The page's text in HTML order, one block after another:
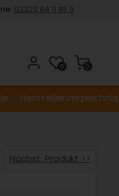
03322 84 11 95 9
0
0
Herstellerverzeichnis
Nächst. Produkt >>